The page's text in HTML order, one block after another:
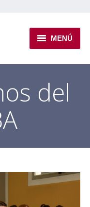
MENÚ
del